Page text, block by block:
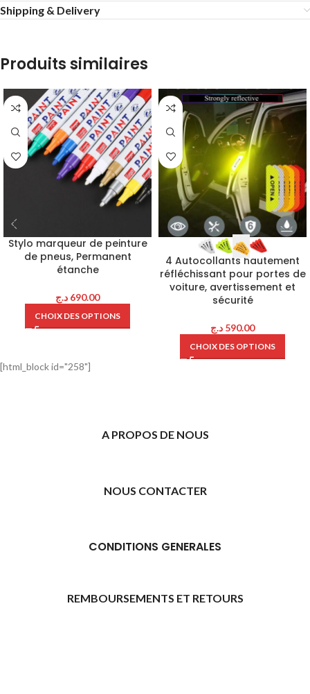
Shipping & Delivery
Produits similaires
Stylo marqueur de peinture
de pneus, Permanent
étanche
690.00 د.ج
CHOIX DES OPTIONS
4 Autocollants hautement
réfléchissant pour portes de
voiture, avertissement et
sécurité
590.00 د.ج
CHOIX DES OPTIONS
[html_block id="258"]
A PROPOS DE NOUS
NOUS CONTACTER
CONDITIONS GENERALES
REMBOURSEMENTS ET RETOURS